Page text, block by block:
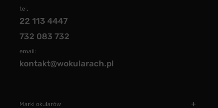
tel.
22 113 4447
732 083 732
email:
kontakt@wokularach.pl
Marki okularów